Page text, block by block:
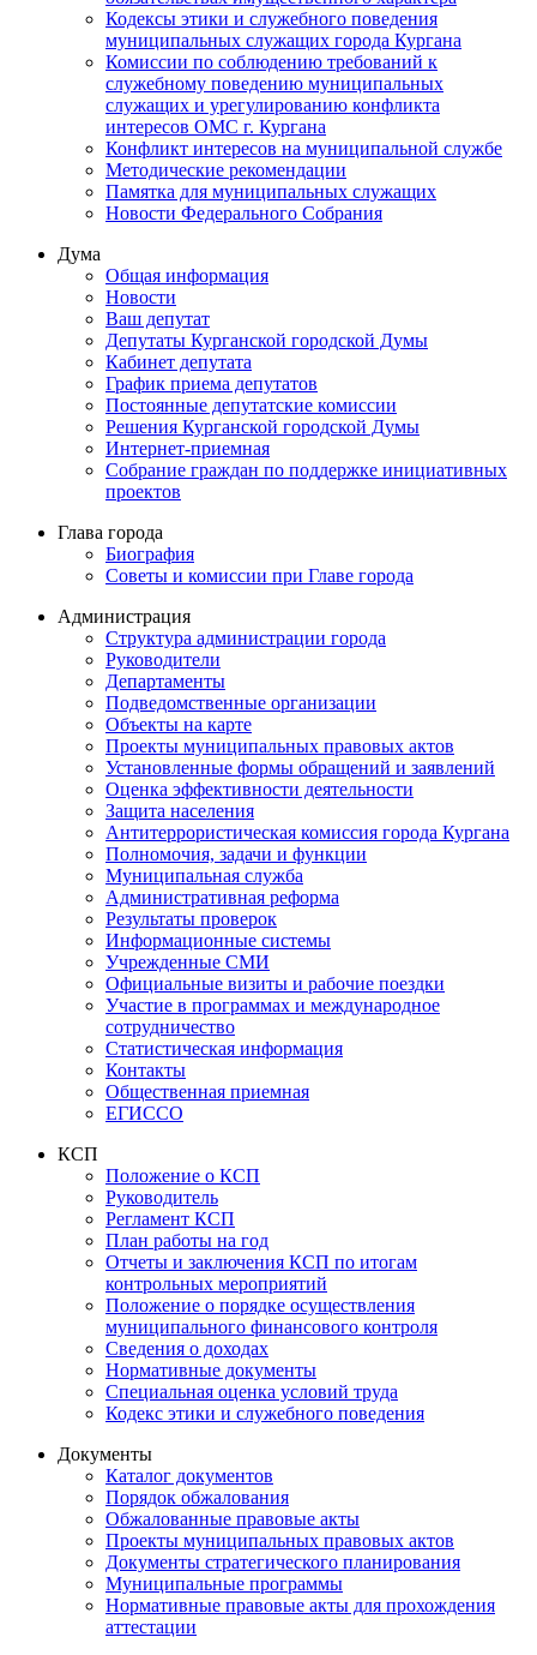
Кодексы этики и служебного поведения
муниципальных служащих города Кургана
Комиссии по соблюдению требований к
служебному поведению муниципальных
служащих и урегулированию конфликта
интересов ОМС г. Кургана
Конфликт интересов на муниципальной службе
Методические рекомендации
Памятка для муниципальных служащих
Новости Федерального Cобрания
Дума
Общая информация
Новости
Ваш депутат
Депутаты Курганской городской Думы
Кабинет депутата
График приема депутатов
Постоянные депутатские комиссии
Решения Курганской городской Думы
Интернет-приемная
Собрание граждан по поддержке инициативных
проектов
Глава города
Биография
Советы и комиссии при Главе города
Администрация
Структура администрации города
Руководители
Департаменты
Подведомственные организации
Объекты на карте
Проекты муниципальных правовых актов
Установленные формы обращений и заявлений
Оценка эффективности деятельности
Защита населения
Антитеррористическая комиссия города Кургана
Полномочия, задачи и функции
Муниципальная служба
Административная реформа
Результаты проверок
Информационные системы
Учрежденные СМИ
Официальные визиты и рабочие поездки
Участие в программах и международное
сотрудничество
Статистическая информация
Контакты
Общественная приемная
ЕГИССО
КСП
Положение о КСП
Руководитель
Регламент КСП
План работы на год
Отчеты и заключения КСП по итогам
контрольных мероприятий
Положение о порядке осуществления
муниципального финансового контроля
Сведения о доходах
Нормативные документы
Специальная оценка условий труда
Кодекс этики и служебного поведения
Документы
Каталог документов
Порядок обжалования
Обжалованные правовые акты
Проекты муниципальных правовых актов
Документы стратегического планирования
Муниципальные программы
Нормативные правовые акты для прохождения
аттестации